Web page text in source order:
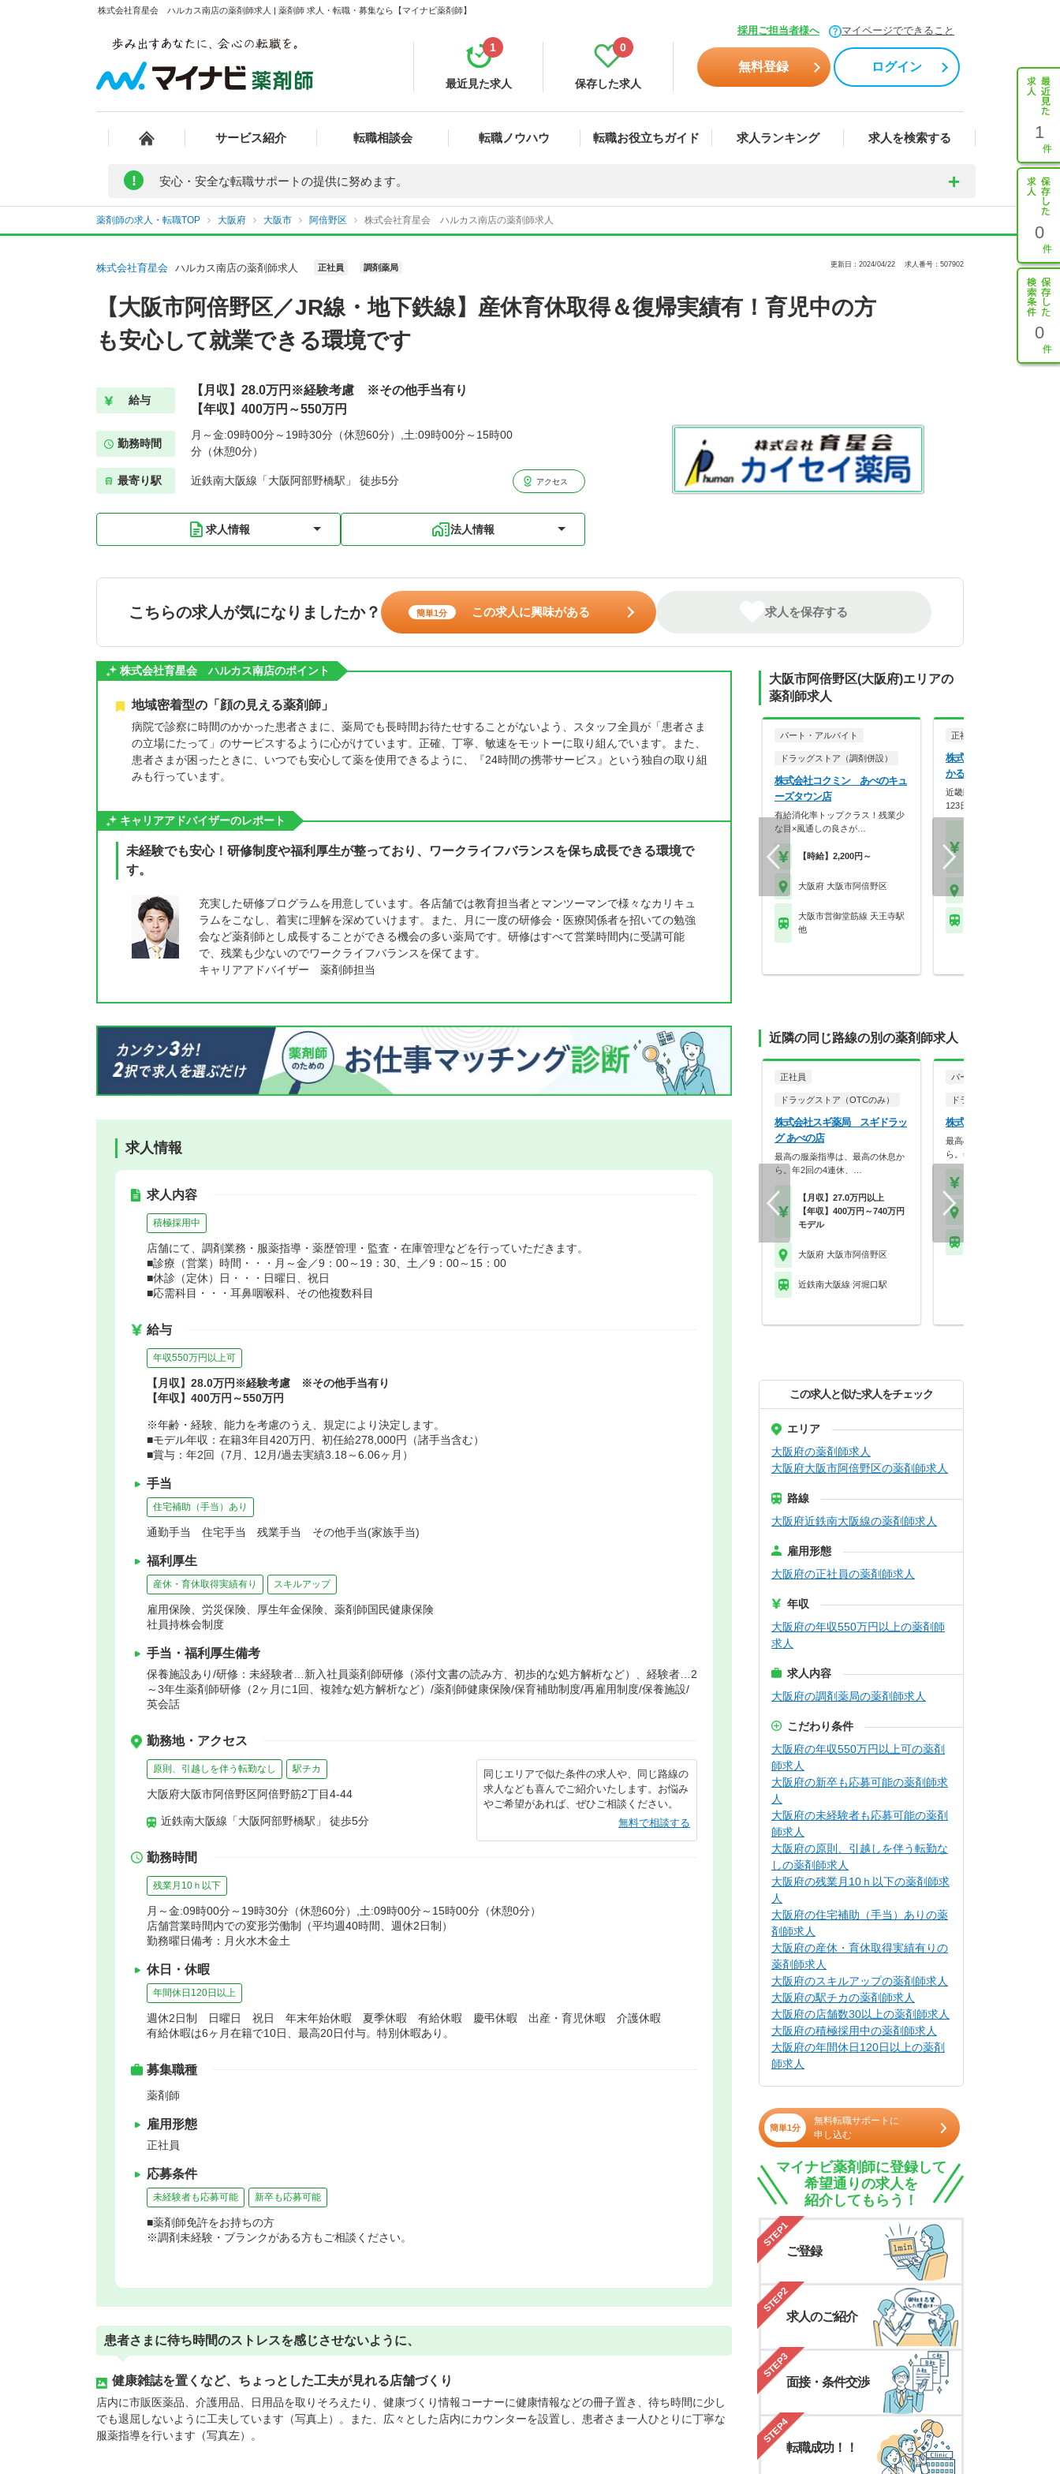
株式会社育星会 ハルカス南店の薬剤師求人 | 薬剤師 求人・転職・募集なら【マイナビ薬剤師】
採用ご担当者様へ マイページでできること
最近見た求人
1
保存した求人
0
無料登録 ログイン
サービス紹介 転職相談会 転職ノウハウ 転職お役立ちガイド 求人ランキング 求人を検索する 1
0
0
! 安心・安全な転職サポートの提供に努めます。
薬剤師の求人・転職TOP 大阪府 大阪市 阿倍野区 株式会社育星会 ハルカス南店の薬剤師求人
株式会社育星会 ハルカス南店の薬剤師求人 正社員 調剤薬局 更新日：2024/04/22 求人番号：507902
【大阪市阿倍野区／JR線・地下鉄線】産休育休取得＆復帰実績有！育児中の方
も安心して就業できる環境です
給与
【月収】28.0万円※経験考慮 ※その他手当有り
【年収】400万円～550万円
勤務時間
月～金:09時00分～19時30分（休憩60分）,土:09時00分～15時00
分（休憩0分）
最寄り駅 近鉄南大阪線「大阪阿部野橋駅」 徒歩5分 アクセス
求人情報 法人情報
こちらの求人が気になりましたか？ 簡単1分 この求人に興味がある 求人を保存する
株式会社育星会 ハルカス南店のポイント
地域密着型の「顔の見える薬剤師」
病院で診察に時間のかかった患者さまに、薬局でも長時間お待たせすることがないよう、スタッフ全員が「患者さま
の立場にたって」のサービスするように心がけています。正確、丁寧、敏速をモットーに取り組んでいます。また、
患者さまが困ったときに、いつでも安心して薬を使用できるように、『24時間の携帯サービス』という独自の取り組
みも行っています。
キャリアアドバイザーのレポート
未経験でも安心！研修制度や福利厚生が整っており、ワークライフバランスを保ち成長できる環境で
す。
充実した研修プログラムを用意しています。各店舗では教育担当者とマンツーマンで様々なカリキュ
ラムをこなし、着実に理解を深めていけます。また、月に一度の研修会・医療関係者を招いての勉強
会など薬剤師とし成長することができる機会の多い薬局です。研修はすべて営業時間内に受講可能
で、残業も少ないのでワークライフバランスを保てます。
キャリアアドバイザー 薬剤師担当
求人情報
求人内容
積極採用中
店舗にて、調剤業務・服薬指導・薬歴管理・監査・在庫管理などを行っていただきます。
■診療（営業）時間・・・月～金／9：00～19：30、土／9：00～15：00
■休診（定休）日・・・日曜日、祝日
■応需科目・・・耳鼻咽喉科、その他複数科目
給与
年収550万円以上可
【月収】28.0万円※経験考慮 ※その他手当有り
【年収】400万円～550万円
※年齢・経験、能力を考慮のうえ、規定により決定します。
■モデル年収：在籍3年目420万円、初任給278,000円（諸手当含む）
■賞与：年2回（7月、12月/過去実績3.18～6.06ヶ月）
手当
住宅補助（手当）あり
通勤手当 住宅手当 残業手当 その他手当(家族手当)
福利厚生
産休・育休取得実績有り スキルアップ
雇用保険、労災保険、厚生年金保険、薬剤師国民健康保険
社員持株会制度
手当・福利厚生備考
保養施設あり/研修：未経験者…新入社員薬剤師研修（添付文書の読み方、初歩的な処方解析など）、経験者…2
～3年生薬剤師研修（2ヶ月に1回、複雑な処方解析など）/薬剤師健康保険/保育補助制度/再雇用制度/保養施設/
英会話
勤務地・アクセス
原則、引越しを伴う転勤なし 駅チカ
大阪府大阪市阿倍野区阿倍野筋2丁目4-44
近鉄南大阪線「大阪阿部野橋駅」 徒歩5分
同じエリアで似た条件の求人や、同じ路線の
求人なども喜んでご紹介いたします。お悩み
やご希望があれば、ぜひご相談ください。
無料で相談する
勤務時間
残業月10ｈ以下
月～金:09時00分～19時30分（休憩60分）,土:09時00分～15時00分（休憩0分）
店舗営業時間内での変形労働制（平均週40時間、週休2日制）
勤務曜日備考：月火水木金土
休日・休暇
年間休日120日以上
週休2日制 日曜日 祝日 年末年始休暇 夏季休暇 有給休暇 慶弔休暇 出産・育児休暇 介護休暇
有給休暇は6ヶ月在籍で10日、最高20日付与。特別休暇あり。
募集職種
薬剤師
雇用形態
正社員
応募条件
未経験者も応募可能 新卒も応募可能
■薬剤師免許をお持ちの方
※調剤未経験・ブランクがある方もご相談ください。
患者さまに待ち時間のストレスを感じさせないように、
健康雑誌を置くなど、ちょっとした工夫が見れる店舗づくり
店内に市販医薬品、介護用品、日用品を取りそろえたり、健康づくり情報コーナーに健康情報などの冊子置き、待ち時間に少し
でも退屈しないように工夫しています（写真上）。また、広々とした店内にカウンターを設置し、患者さま一人ひとりに丁寧な
服薬指導を行います（写真左）。
大阪市阿倍野区(大阪府)エリアの
薬剤師求人
パート・アルバイト
ドラッグストア（調剤併設）
株式会社コクミン あべのキュ
ーズタウン店
有給消化率トップクラス！残業少
な目×風通しの良さが…
【時給】2,200円～
大阪府 大阪市阿倍野区
大阪市営御堂筋線 天王寺駅
他
正社員
株式会社メディカルかる
かるがも薬局 文の里店
近畿圏に90店舗展開！年間
123日×スギHD母…
近隣の同じ路線の別の薬剤師求人
正社員
ドラッグストア（OTCのみ）
株式会社スギ薬局 スギドラッ
グ あべの店
最高の服薬指導は、最高の休息か
ら。年2回の4連休、…
【月収】27.0万円以上
【年収】400万円～740万円
モデル
大阪府 大阪市阿倍野区
近鉄南大阪線 河堀口駅
パート・アルバイト
ドラッグストア（OTCのみ
株式会社スギ薬局 あべ
最高の服薬指導は、最高の休
ら。年2回の4連休、…
この求人と似た求人をチェック
エリア
大阪府の薬剤師求人
大阪府大阪市阿倍野区の薬剤師求人
路線
大阪府近鉄南大阪線の薬剤師求人
雇用形態
大阪府の正社員の薬剤師求人
年収
大阪府の年収550万円以上の薬剤師
求人
求人内容
大阪府の調剤薬局の薬剤師求人
こだわり条件
大阪府の年収550万円以上可の薬剤
師求人
大阪府の新卒も応募可能の薬剤師求
人
大阪府の未経験者も応募可能の薬剤
師求人
大阪府の原則、引越しを伴う転勤な
しの薬剤師求人
大阪府の残業月10ｈ以下の薬剤師求
人
大阪府の住宅補助（手当）ありの薬
剤師求人
大阪府の産休・育休取得実績有りの
薬剤師求人
大阪府のスキルアップの薬剤師求人
大阪府の駅チカの薬剤師求人
大阪府の店舗数30以上の薬剤師求人
大阪府の積極採用中の薬剤師求人
大阪府の年間休日120日以上の薬剤
師求人
簡単1分
無料転職サポートに
申し込む
マイナビ薬剤師に登録して
希望通りの求人を
紹介してもらう！
STEP1
ご登録
STEP2
求人のご紹介
STEP3
面接・条件交渉
STEP4
転職成功！！